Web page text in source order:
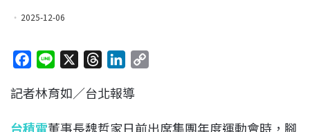
2025-12-06
c
n
r
n
記者林育如／台北報導
台積電董事長魏哲家日前出席集團年度運動會時，腳